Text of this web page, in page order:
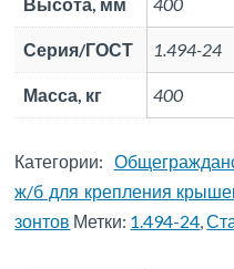
Серия/ГОСТ 1.494-24
Масса, кг 400
Категории:
ж/б для крепления
зонтов Метки: 1.494-24,